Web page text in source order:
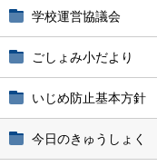
学校運営協議会
ごしょみ小だより
いじめ防止基本方針
今日のきゅうしょく